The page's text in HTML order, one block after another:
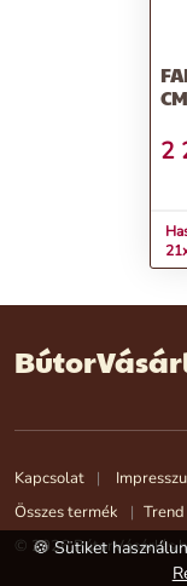
2
Kapcsolat
Összes termék
Trend
© 2026
🍪 Sütiket